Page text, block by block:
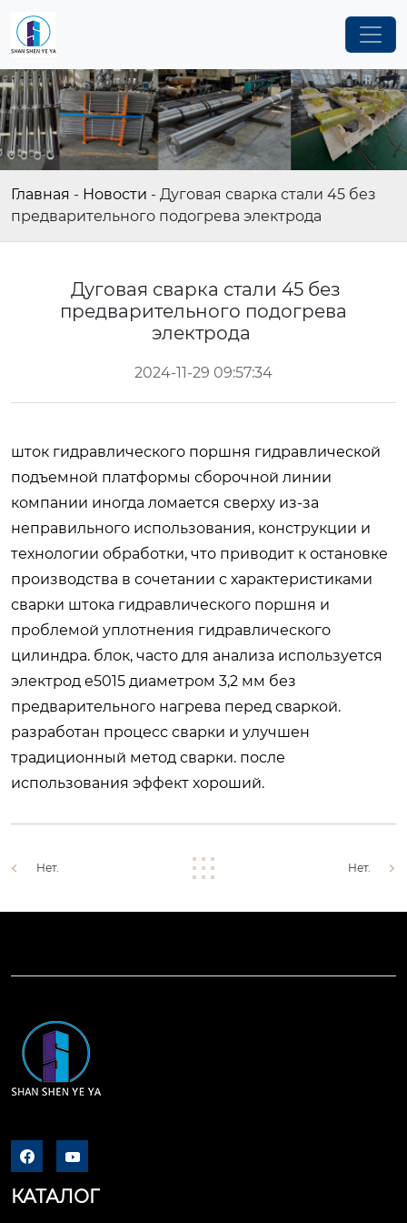
Главная - Новости - Дуговая сварка стали 45 без
предварительного подогрева электрода
Дуговая сварка стали 45 без
предварительного подогрева
электрода
2024-11-29 09:57:34
шток гидравлического поршня гидравлической
подъемной платформы сборочной линии
компании иногда ломается сверху из-за
неправильного использования, конструкции и
технологии обработки, что приводит к остановке
производства в сочетании с характеристиками
сварки штока гидравлического поршня и
проблемой уплотнения гидравлического
цилиндра. блок, часто для анализа используется
электрод e5015 диаметром 3,2 мм без
предварительного нагрева перед сваркой.
разработан процесс сварки и улучшен
традиционный метод сварки. после
использования эффект хороший.
Нет. Нет.
 
КАТАЛОГ